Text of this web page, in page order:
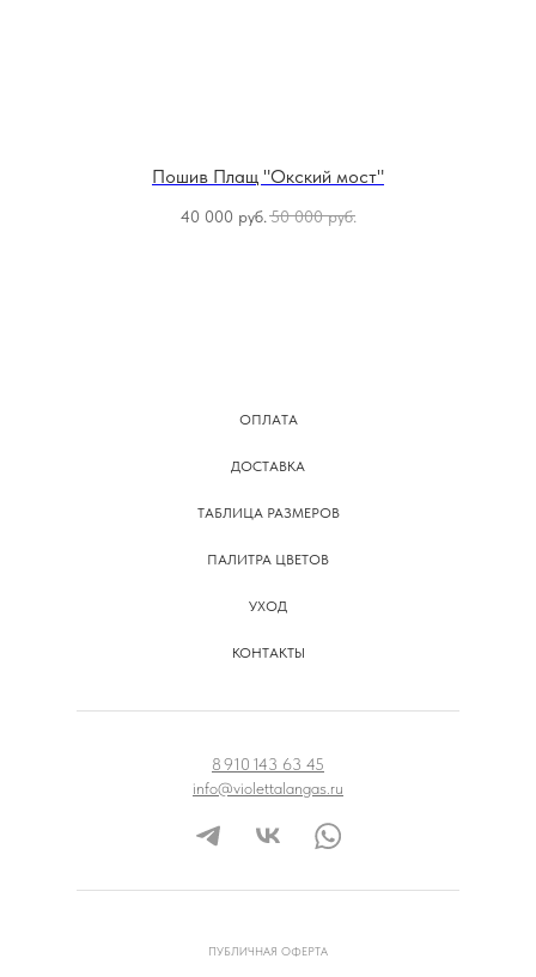
Пошив Плащ "Окский мост"
40 000 руб.50 000 руб.
ОПЛАТА
ДОСТАВКА
ТАБЛИЦА РАЗМЕРОВ
ПАЛИТРА ЦВЕТОВ
УХОД
КОНТАКТЫ
8 910 143 63 45
info@violettalangas.ru
ПУБЛИЧНАЯ ОФЕРТА